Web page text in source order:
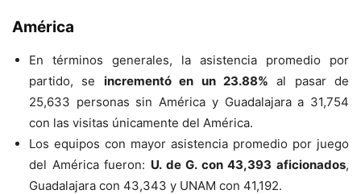
América
En términos generales, la asistencia promedio por
partido, se incrementó en un 23.88% al pasar de
25,633 personas sin América y Guadalajara a 31,754
con las visitas únicamente del América.
Los equipos con mayor asistencia promedio por juego
del América fueron: U. de G. con 43,393 aficionados,
Guadalajara con 43,343 y UNAM con 41,192.